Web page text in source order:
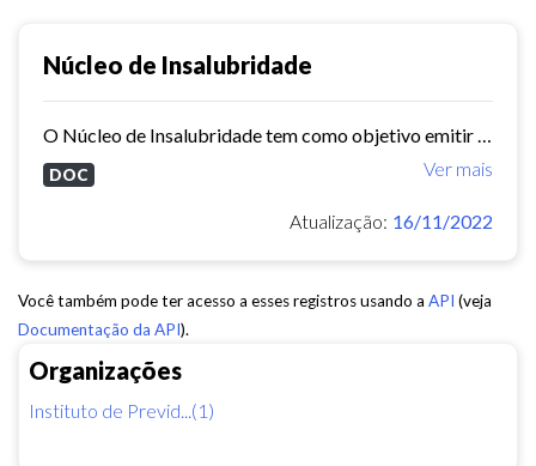
Organizações
Instituto de Previd...(1)
Núcleo de Insalubridade
Ver mais
DOC
Atualização: 16/11/2022
Você também pode ter acesso a esses registros usando a API (veja
Documentação da API).